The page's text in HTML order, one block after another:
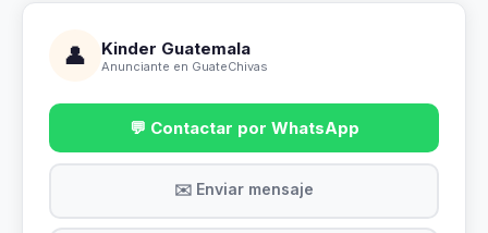
👤 Kinder Guatemala
Anunciante en GuateChivas
💬 Contactar por WhatsApp
✉️ Enviar mensaje